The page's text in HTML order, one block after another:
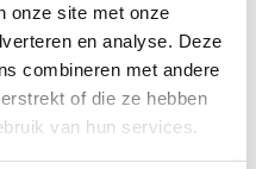
onze site met onze
en analyse. Deze
combineren met andere
of die ze hebben
van hun services.
gegaan
of ga terug naar de